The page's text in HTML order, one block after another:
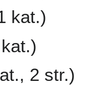
kat.)
2 str.)